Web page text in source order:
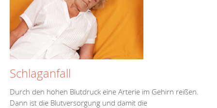
Schlaganfall
Durch den hohen Blutdruck eine Arterie im Gehirn reißen.
Dann ist die Blutversorgung und damit die